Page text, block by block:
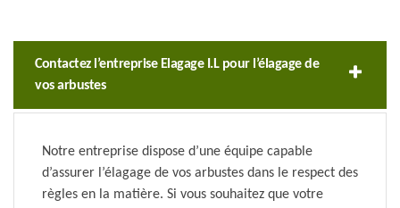
Contactez l’entreprise Elagage I.L pour l’élagage de
vos arbustes
Notre entreprise dispose d’une équipe capable
d’assurer l’élagage de vos arbustes dans le respect des
règles en la matière. Si vous souhaitez que votre